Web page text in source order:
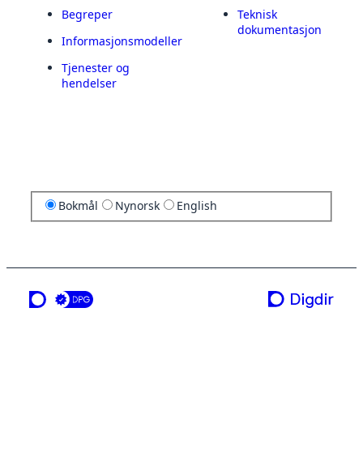
Begreper
Informasjonsmodeller
Tjenester og
hendelser
Teknisk
dokumentasjon
Bokmål Nynorsk English